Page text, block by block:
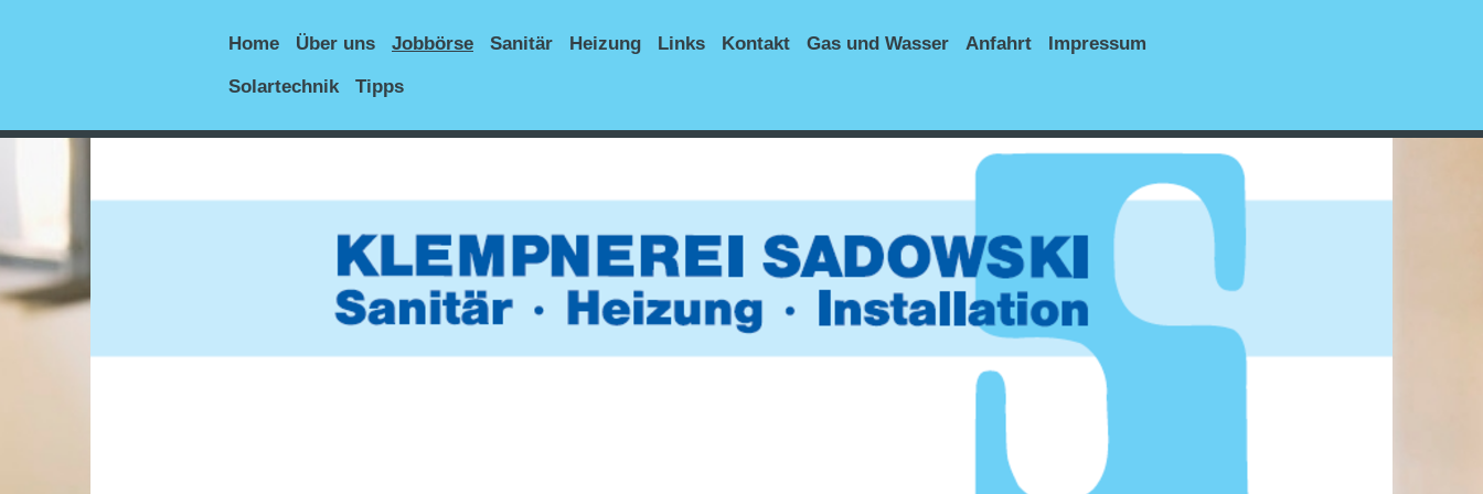
Home Über uns Jobbörse Sanitär Heizung Links Kontakt Gas und Wasser Anfahrt Impressum
Solartechnik Tipps